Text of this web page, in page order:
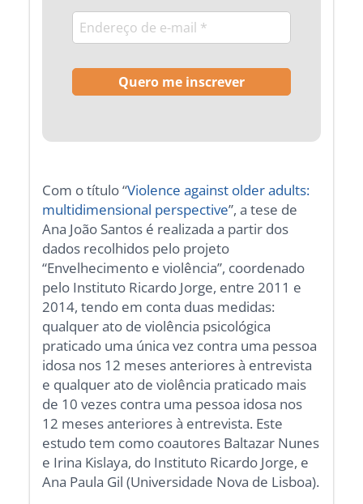
Com o título “Violence against older adults:
multidimensional perspective”, a tese de
Ana João Santos é realizada a partir dos
dados recolhidos pelo projeto
“Envelhecimento e violência”, coordenado
pelo Instituto Ricardo Jorge, entre 2011 e
2014, tendo em conta duas medidas:
qualquer ato de violência psicológica
praticado uma única vez contra uma pessoa
idosa nos 12 meses anteriores à entrevista
e qualquer ato de violência praticado mais
de 10 vezes contra uma pessoa idosa nos
12 meses anteriores à entrevista. Este
estudo tem como coautores Baltazar Nunes
e Irina Kislaya, do Instituto Ricardo Jorge, e
Ana Paula Gil (Universidade Nova de Lisboa).